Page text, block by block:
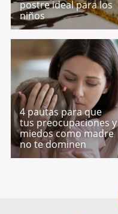
postre ideal para los
niños
4 pautas para que
tus preocupaciones y
miedos como madre
no te dominen